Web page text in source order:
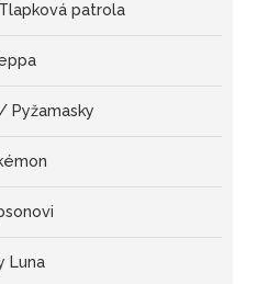
patrola
Pyžamasky
Luna